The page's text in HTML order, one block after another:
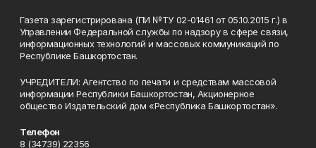
Газета зарегистрирована (ПИ №ТУ 02-01461 от 05.10.2015 г.) в
Управлении Федеральной службы по надзору в сфере связи,
информационных технологий и массовых коммуникаций по
Республике Башкортостан.
УЧРЕДИТЕЛИ: Агентство по печати и средствам массовой
информации Республики Башкортостан, Акционерное
общество Издательский дом «Республика Башкортостан».
Телефон
8 (34739) 22356